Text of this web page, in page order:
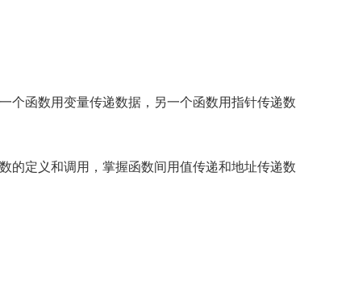
函数用变量传递数据，另一个函数用指针传递数
定义和调用，掌握函数间用值传递和地址传递数